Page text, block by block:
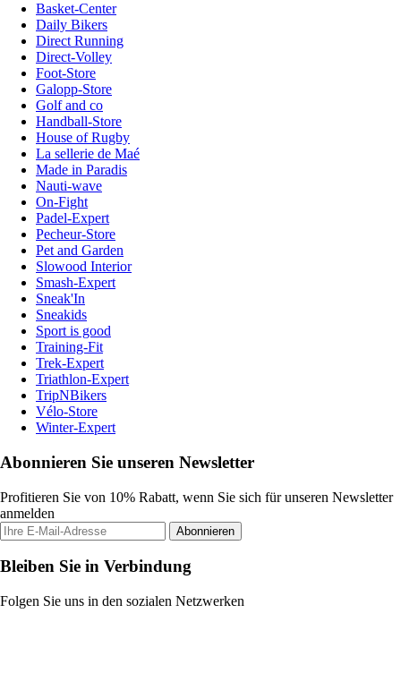
Basket-Center
Daily Bikers
Direct Running
Direct-Volley
Foot-Store
Galopp-Store
Golf and co
Handball-Store
House of Rugby
La sellerie de Maé
Made in Paradis
Nauti-wave
On-Fight
Padel-Expert
Pecheur-Store
Pet and Garden
Slowood Interior
Smash-Expert
Sneak'In
Sneakids
Sport is good
Training-Fit
Trek-Expert
Triathlon-Expert
TripNBikers
Vélo-Store
Winter-Expert
Abonnieren Sie unseren Newsletter
Profitieren Sie von 10% Rabatt, wenn Sie sich für unseren Newsletter
anmelden
Abonnieren
Bleiben Sie in Verbindung
Folgen Sie uns in den sozialen Netzwerken